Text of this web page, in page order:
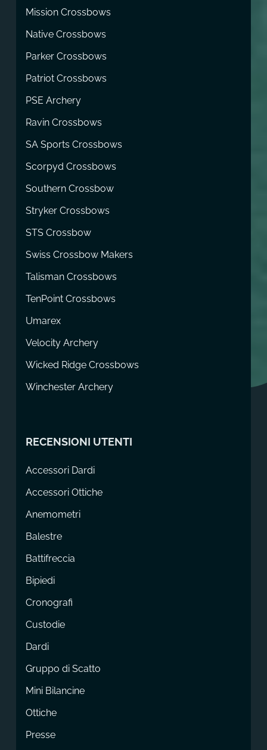
Mission Crossbows
Native Crossbows
Parker Crossbows
Patriot Crossbows
PSE Archery
Ravin Crossbows
SA Sports Crossbows
Scorpyd Crossbows
Southern Crossbow
Stryker Crossbows
STS Crossbow
Swiss Crossbow Makers
Talisman Crossbows
TenPoint Crossbows
Umarex
Velocity Archery
Wicked Ridge Crossbows
Winchester Archery
RECENSIONI UTENTI
Accessori Dardi
Accessori Ottiche
Anemometri
Balestre
Battifreccia
Bipiedi
Cronografi
Custodie
Dardi
Gruppo di Scatto
Mini Bilancine
Ottiche
Presse